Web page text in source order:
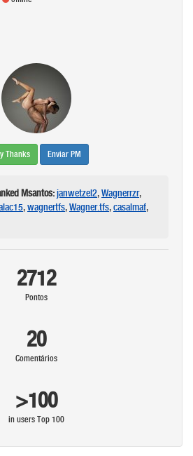
Thanks Enviar PM
Msantos:janwetzel2,Wagnerrzr,
,wagnertfs,Wagner.tfs,casalmaf,
2712
Pontos
20
Comentários
>100
in users Top 100